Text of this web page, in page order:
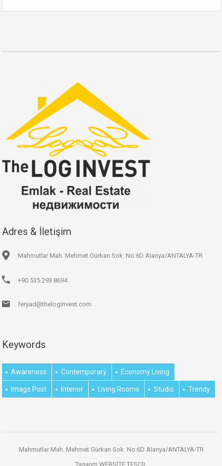
Adres & İletişim
Mahmutlar Mah. Mehmet Gürkan Sok. No:6D Alanya/ANTALYA-TR
+90 535 293 8694
feryad@theloginvest.com
Keywords
Awareness Contemporary Economy Living
Image Post Interior Living Rooms Studio Trendy
Mahmutlar Mah. Mehmet Gürkan Sok. No:6D Alanya/ANTALYA-TR
Tasarım WEBSİTE TESCİL